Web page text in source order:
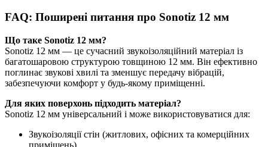
FAQ: Поширені питання про Sonotiz 12 мм
Що таке Sonotiz 12 мм?
Sonotiz 12 мм — це сучасний звукоізоляційний матеріал із
багатошаровою структурою товщиною 12 мм. Він ефективно
поглинає звукові хвилі та зменшує передачу вібрацій,
забезпечуючи комфорт у будь-якому приміщенні.
Для яких поверхонь підходить матеріал?
Sonotiz 12 мм універсальний і може використовуватися для:
Звукоізоляції стін (житлових, офісних та комерційних
приміщень).